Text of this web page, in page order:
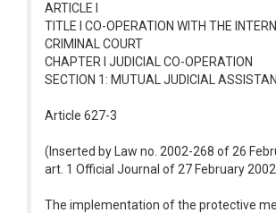
ARTICLE I
TITLE I CO-OPERATION WITH THE
CRIMINAL COURT
CHAPTER I JUDICIAL CO-OPERATION
SECTION 1: MUTUAL JUDICIAL
Article 627-3
(Inserted by Law no. 2002-268 of 26
art. 1 Official Journal of 27 February
The implementation of the protective